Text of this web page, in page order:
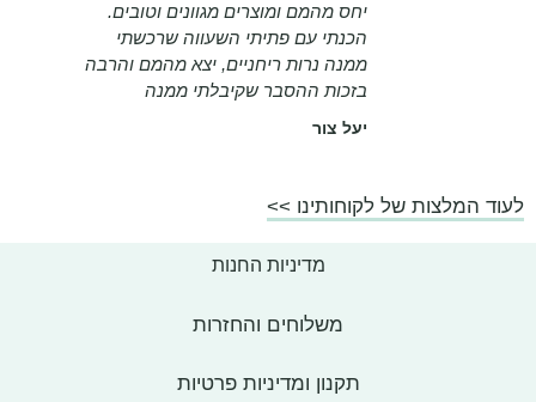
יחס מהמם ומוצרים מגוונים וטובים.
הכנתי עם פתיתי השעווה שרכשתי
ממנה נרות ריחניים, יצא מהמם והרבה
בזכות ההסבר שקיבלתי ממנה
יעל צור
לעוד המלצות של לקוחותינו >>
מדיניות החנות
משלוחים והחזרות
תקנון ומדיניות פרטיות